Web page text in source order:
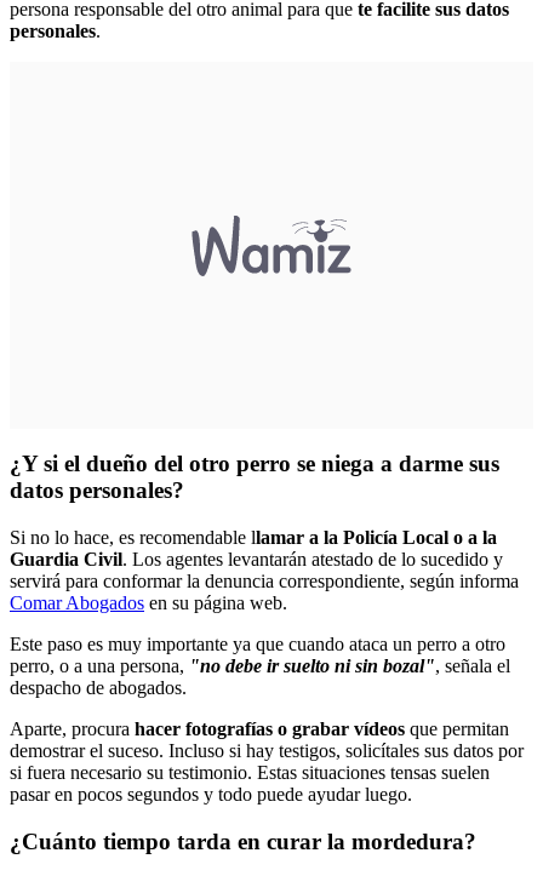
persona responsable del otro animal para que te facilite sus datos
personales.
¿Y si el dueño del otro perro se niega a darme sus
datos personales?
Si no lo hace, es recomendable llamar a la Policía Local o a la
Guardia Civil. Los agentes levantarán atestado de lo sucedido y
servirá para conformar la denuncia correspondiente, según informa
Comar Abogados en su página web.
Este paso es muy importante ya que cuando ataca un perro a otro
perro, o a una persona, "no debe ir suelto ni sin bozal", señala el
despacho de abogados.
Aparte, procura hacer fotografías o grabar vídeos que permitan
demostrar el suceso. Incluso si hay testigos, solicítales sus datos por
si fuera necesario su testimonio. Estas situaciones tensas suelen
pasar en pocos segundos y todo puede ayudar luego.
¿Cuánto tiempo tarda en curar la mordedura?